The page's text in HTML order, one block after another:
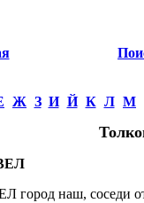
Ж З И Й К Л М
наш, соседи